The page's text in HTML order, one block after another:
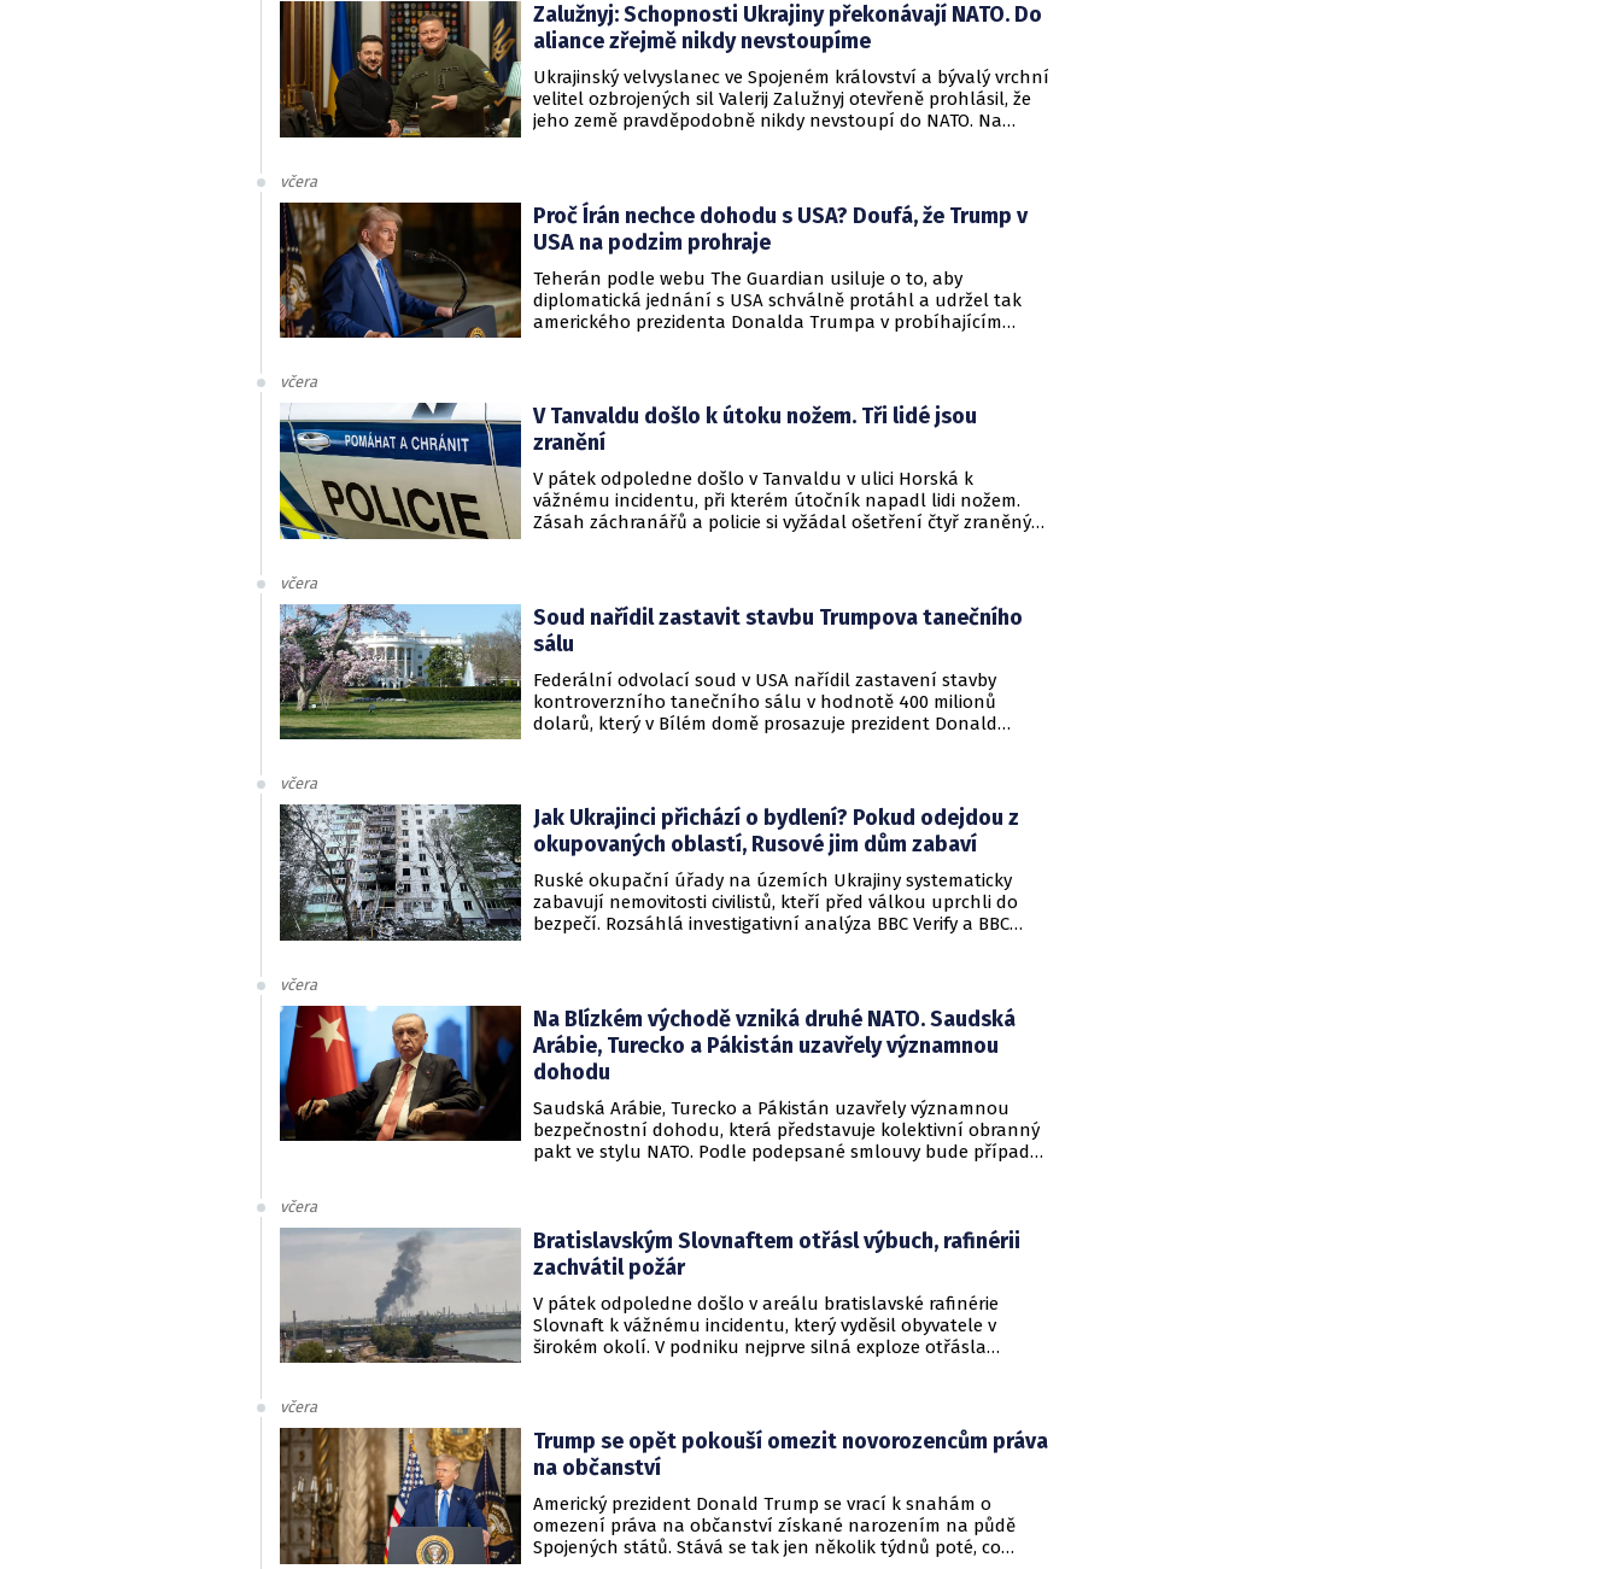
Zalužnyj: Schopnosti Ukrajiny překonávají NATO. Do
aliance zřejmě nikdy nevstoupíme
Ukrajinský velvyslanec ve Spojeném království a bývalý vrchní
velitel ozbrojených sil Valerij Zalužnyj otevřeně prohlásil, že
jeho země pravděpodobně nikdy nevstoupí do NATO. Na
nedosažitelné.
včera
Proč Írán nechce dohodu s USA? Doufá, že Trump v
USA na podzim prohraje
Teherán podle webu The Guardian usiluje o to, aby
diplomatická jednání s USA schválně protáhl a udržel tak
amerického prezidenta Donalda Trumpa v probíhajícím
rukojmími za prezidenta Jimmyho Cartera.
včera
V Tanvaldu došlo k útoku nožem. Tři lidé jsou
zranění
V pátek odpoledne došlo v Tanvaldu v ulici Horská k
vážnému incidentu, při kterém útočník napadl lidi nožem.
Zásah záchranářů a policie si vyžádal ošetření čtyř zraněných
včera
Soud nařídil zastavit stavbu Trumpova tanečního
sálu
Federální odvolací soud v USA nařídil zastavení stavby
kontroverzního tanečního sálu v hodnotě 400 milionů
dolarů, který v Bílém domě prosazuje prezident Donald
včera
Jak Ukrajinci přichází o bydlení? Pokud odejdou z
okupovaných oblastí, Rusové jim dům zabaví
Ruské okupační úřady na územích Ukrajiny systematicky
zabavují nemovitosti civilistů, kteří před válkou uprchli do
bezpečí. Rozsáhlá investigativní analýza BBC Verify a BBC
včera
Na Blízkém východě vzniká druhé NATO. Saudská
Arábie, Turecko a Pákistán uzavřely významnou
dohodu
Saudská Arábie, Turecko a Pákistán uzavřely významnou
bezpečnostní dohodu, která představuje kolektivní obranný
pakt ve stylu NATO. Podle podepsané smlouvy bude případný
včera
Bratislavským Slovnaftem otřásl výbuch, rafinérii
zachvátil požár
V pátek odpoledne došlo v areálu bratislavské rafinérie
Slovnaft k vážnému incidentu, který vyděsil obyvatele v
širokém okolí. V podniku nejprve silná exploze otřásla
včera
Trump se opět pokouší omezit novorozencům práva
na občanství
Americký prezident Donald Trump se vrací k snahám o
omezení práva na občanství získané narozením na půdě
Spojených států. Stává se tak jen několik týdnů poté, co